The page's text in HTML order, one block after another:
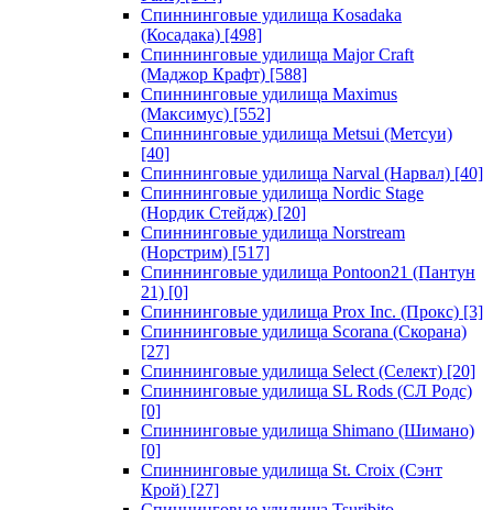
Спиннинговые удилища Kosadaka
(Косадака) [498]
Спиннинговые удилища Major Craft
(Маджор Крафт) [588]
Спиннинговые удилища Maximus
(Максимус) [552]
Спиннинговые удилища Metsui (Метсуи)
[40]
Спиннинговые удилища Narval (Нарвал) [40]
Спиннинговые удилища Nordic Stage
(Нордик Стейдж) [20]
Спиннинговые удилища Norstream
(Норстрим) [517]
Спиннинговые удилища Pontoon21 (Пантун
21) [0]
Спиннинговые удилища Prox Inc. (Прокс) [3]
Спиннинговые удилища Scorana (Скорана)
[27]
Спиннинговые удилища Select (Селект) [20]
Спиннинговые удилища SL Rods (СЛ Родс)
[0]
Спиннинговые удилища Shimano (Шимано)
[0]
Спиннинговые удилища St. Croix (Сэнт
Крой) [27]